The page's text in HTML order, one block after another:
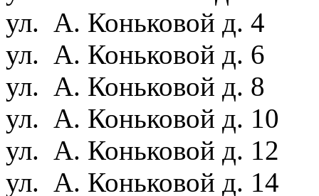
ул. А. Коньковой д. 4
ул. А. Коньковой д. 6
ул. А. Коньковой д. 8
ул. А. Коньковой д. 10
ул. А. Коньковой д. 12
ул. А. Коньковой д. 14